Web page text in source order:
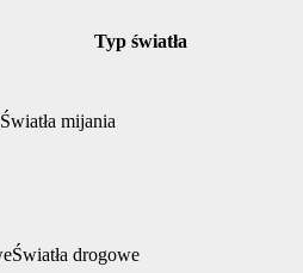
Typ światła
Światła mijania
Światła drogowe